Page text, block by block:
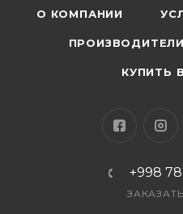
времени.
О КОМПАНИИ
ПРОИЗВОДИТЕЛИ
КУПИТЬ
+998 78